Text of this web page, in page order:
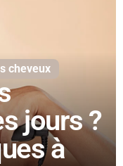
cheveux
jours ?
à